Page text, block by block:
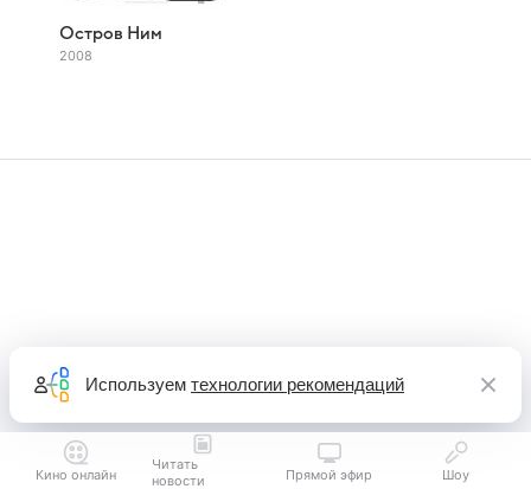
Остров Ним
2008
Кино онлайн
Читать
новости
Прямой эфир Шоу
Используем технологии рекомендаций